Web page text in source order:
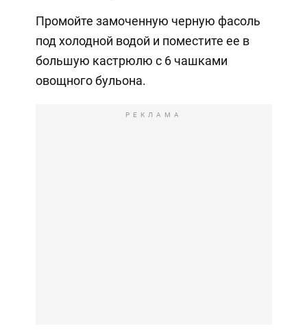
Промойте замоченную черную фасоль
под холодной водой и поместите ее в
большую кастрюлю с 6 чашками
овощного бульона.
РЕКЛАМА